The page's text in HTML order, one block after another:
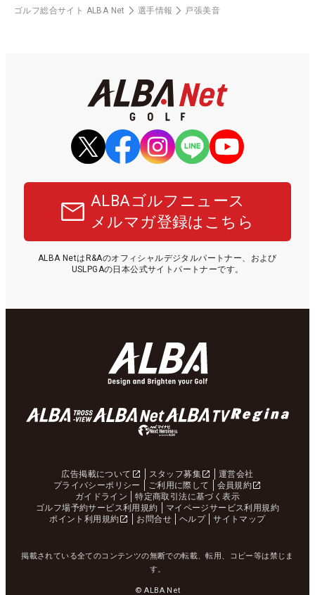
ゴルフ総合サイト ALBA Net 選手情報 戸張美音
ALBAゴルフニュース
メルマガ登録はこちら
ALBA NetはR&Aのオフィシャルデジタルパートナー、および
USLPGAの日本公式サイトパートナーです。
広告掲載について スタッフ募集
運営会社
プライバシーポリシー
ご利用に際して
会員規約
ガイドライン
特定商取引法に基づく表示
ゴルフ場予約サービス利用規約
マイページサービス利用規約
ポイント利用規約
お問合せ ヘルプ サイトマップ
掲載されている全てのコンテンツの無断での転載、転用、コピー等は禁じま
す。
© ALBA Net